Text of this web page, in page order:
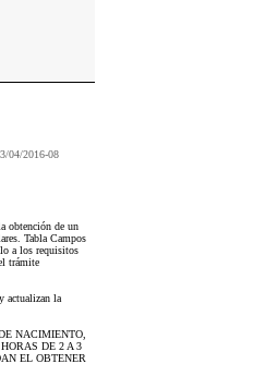
04/2016-08
obtención de un
Tabla Campos
a los requisitos
trámite
actualizan la
NACIMIENTO,
DE 2 A 3
EL OBTENER